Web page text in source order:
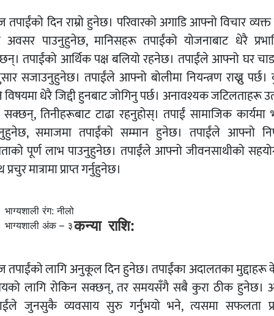
दिन राम्रो हुनेछ। परिवारको अगाडि आफ्नो विचार व्यक्त
अवसर पाउनुहुनेछ, मानिसहरू तपाईंको योजनाबाट धेरै
तपाईंको आर्थिक पक्ष बलियो रहनेछ। तपाईंले आफ्नो घर
सजाउनुहुनेछ। तपाईंले आफ्नो बोलीमा नियन्त्रण राख्नु
विषयमा धेरै जिद्दी हुनबाट जोगिनु पर्छ। अनावश्यक जटिलताहरू
तिनीहरूबाट टाढा रहनुहोस्। तपाईं सामाजिक कार्यमा
समाजमा तपाईंको सम्मान हुनेछ। तपाईंले आफ्नो
पूर्ण लाभ पाउनुहुनेछ। तपाईंले आफ्नो जीवनसाथीको
मात्रामा प्राप्त गर्नुहुनेछ।
भाग्यशाली रंग: नीलो
भाग्यशाली अंक – ३कन्या राशि:
लागि अनुकूल दिन हुनेछ। तपाईंका अदालतका मुद्दाहरू
लागि रोकिन सक्छन्, तर समयसँगै सबै कुरा ठीक
जुनसुकै व्यवसाय सुरु गर्नुभयो भने, त्यसमा सफलता